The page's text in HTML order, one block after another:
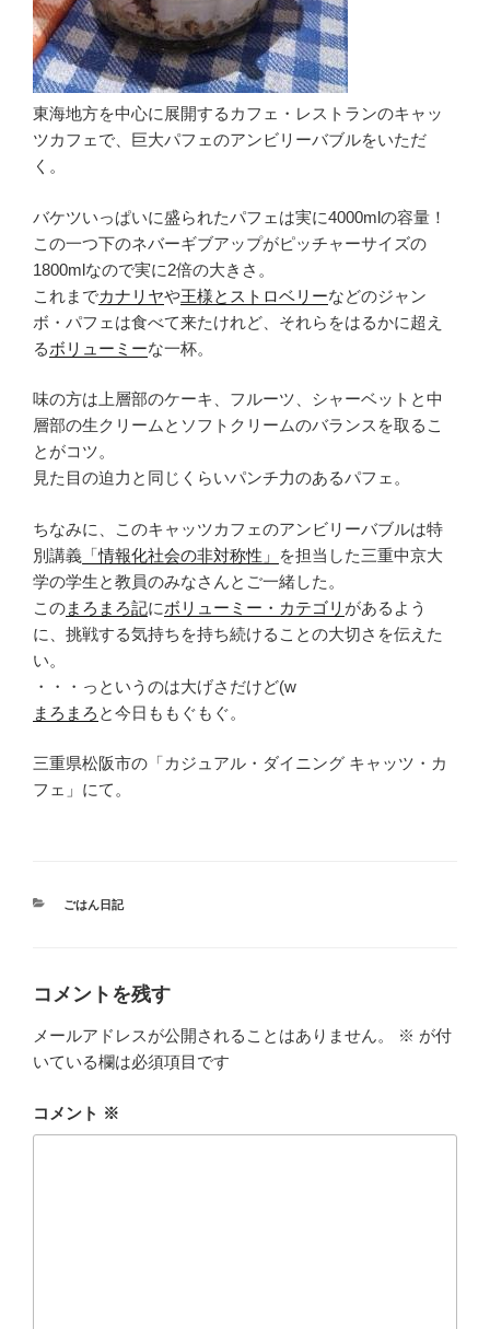
東海地方を中心に展開するカフェ・レストランのキャッ
ツカフェで、巨大パフェのアンビリーバブルをいただ
く。
バケツいっぱいに盛られたパフェは実に4000mlの容量！
この一つ下のネバーギブアップがピッチャーサイズの
1800mlなので実に2倍の大きさ。
これまでカナリヤや王様とストロベリーなどのジャン
ボ・パフェは食べて来たけれど、それらをはるかに超え
るボリューミーな一杯。
味の方は上層部のケーキ、フルーツ、シャーベットと中
層部の生クリームとソフトクリームのバランスを取るこ
とがコツ。
見た目の迫力と同じくらいパンチ力のあるパフェ。
ちなみに、このキャッツカフェのアンビリーバブルは特
別講義 「情報化社会の非対称性」
を担当した三重中京大
学の学生と教員のみなさんとご一緒した。
このまろまろ記にボリューミー・カテゴリ があるよう
に、挑戦する気持ちを持ち続けることの大切さを伝えた
い。
・・・っというのは大げさだけど(w
まろまろ と今日ももぐもぐ。
三重県松阪市の「カジュアル・ダイニング キャッツ・カ
フェ」にて。
カ
ごはん日記
コメントを残す
メールアドレスが公開されることはありません。 ※ が付
いている欄は必須項目です
コメント ※